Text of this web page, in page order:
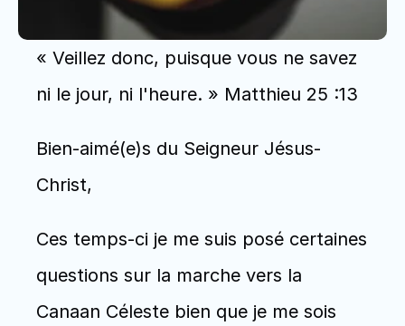
« Veillez donc, puisque vous ne savez
ni le jour, ni l'heure. » Matthieu 25 :13
Bien-aimé(e)s du Seigneur Jésus-
Christ,
Ces temps-ci je me suis posé certaines
questions sur la marche vers la
Canaan Céleste bien que je me sois